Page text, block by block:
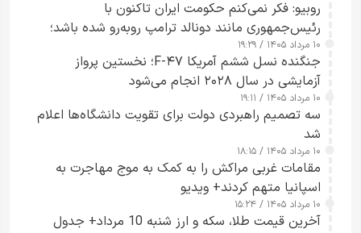
روبیو: فکر نمی‌کنم حکومت ایران تاکنون با
رئیس‌جمهوری مانند دونالد ترامپ روبه‌رو شده باشد؛
کسی که واقعاً دست به اقدام می‌زند
۱۰ مرداد ۱۴۰۵ / ۱۹:۲۹
جنگنده نسل ششم آمریکا F-۴۷؛ نخستین پرواز
آزمایشی در سال ۲۰۲۸ انجام می‌شود
۱۰ مرداد ۱۴۰۵ / ۱۹:۱۱
سه تصمیم راهبردی دولت برای تقویت دانشگاه‌ها اعلام
شد
۱۰ مرداد ۱۴۰۵ / ۱۸:۱۵
مقامات غربی مراکش را به کمک به موج مهاجرت به
اسپانیا متهم کردند+ ویدیو
۱۰ مرداد ۱۴۰۵ / ۱۵:۲۴
آخرین قیمت طلا، سکه و ارز شنبه 10 مرداد+ جدول